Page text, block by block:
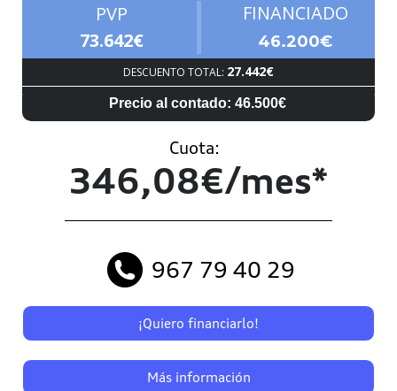
PVP
73.642€
FINANCIADO
46.200€
DESCUENTO TOTAL: 27.442€
Precio al contado: 46.500€
Cuota:
346,08€/mes*
967 79 40 29
¡Quiero financiarlo!
Más información